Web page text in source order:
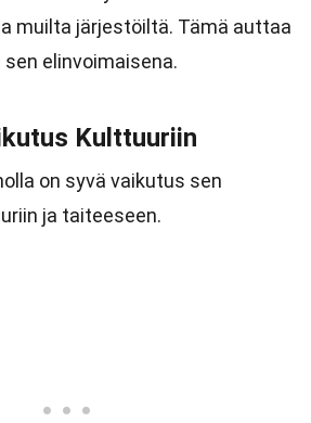
muilta järjestöiltä. Tämä auttaa
elinvoimaisena.
Kulttuuriin
on syvä vaikutus sen
ja taiteeseen.